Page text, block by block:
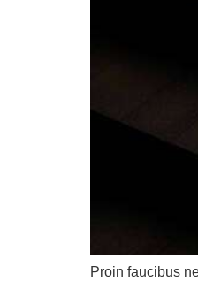
Proin faucibus